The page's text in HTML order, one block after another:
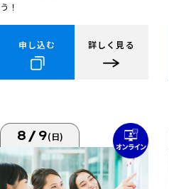
う！
申し込む 詳しく見る
8/9(日)